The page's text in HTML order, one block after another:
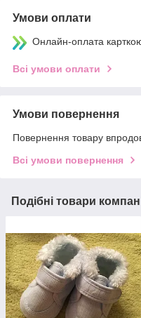
Умови оплати
Онлайн-оплата
Всі умови оплати
Умови повернення
Повернення товару
Всі умови повернення
Подібні товари